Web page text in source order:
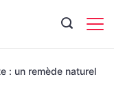
: un remède naturel